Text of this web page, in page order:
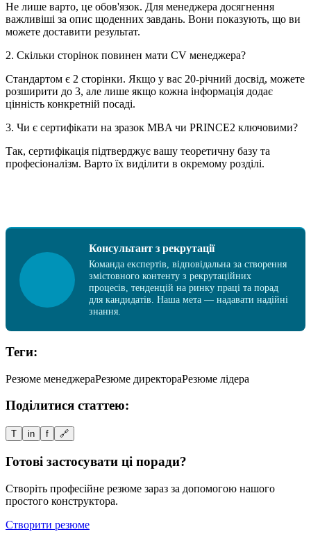
Не лише варто, це обов'язок. Для менеджера досягнення
важливіші за опис щоденних завдань. Вони показують, що ви
можете доставити результат.
2. Скільки сторінок повинен мати CV менеджера?
Стандартом є 2 сторінки. Якщо у вас 20-річний досвід, можете
розширити до 3, але лише якщо кожна інформація додає
цінність конкретній посаді.
3. Чи є сертифікати на зразок MBA чи PRINCE2 ключовими?
Так, сертифікація підтверджує вашу теоретичну базу та
професіоналізм. Варто їх виділити в окремому розділі.
Консультант з рекрутації
Команда експертів, відповідальна за створення
змістовного контенту з рекрутаційних
процесів, тенденцій на ринку праці та порад
для кандидатів. Наша мета — надавати надійні
знання.
Теги:
Резюме менеджераРезюме директораРезюме лідера
Поділитися статтею:
T in f 🔗
Готові застосувати ці поради?
Створіть професійне резюме зараз за допомогою нашого
простого конструктора.
Створити резюме